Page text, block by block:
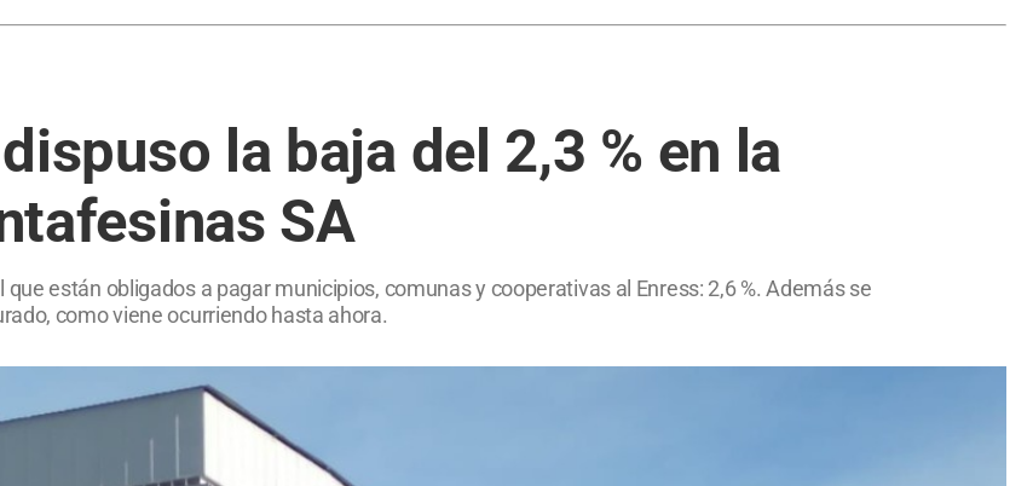
la baja del 2,3 % en la
SA
están obligados a pagar municipios, comunas y cooperativas al Enress: 2,6 %. Además se
como viene ocurriendo hasta ahora.